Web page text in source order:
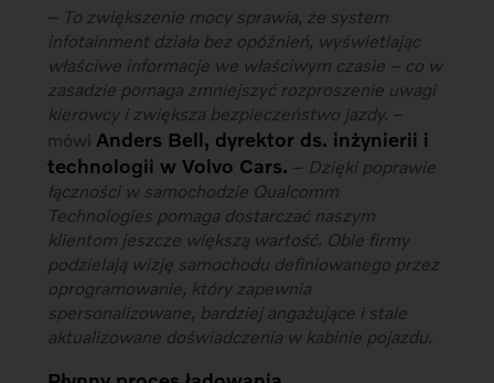
– To zwiększenie mocy sprawia, że system
infotainment działa bez opóźnień, wyświetlając
właściwe informacje we właściwym czasie – co w
zasadzie pomaga zmniejszyć rozproszenie uwagi
kierowcy i zwiększa bezpieczeństwo jazdy. –
mówi Anders Bell, dyrektor ds. inżynierii i
technologii w Volvo Cars. – Dzięki poprawie
łączności w samochodzie Qualcomm
Technologies pomaga dostarczać naszym
klientom jeszcze większą wartość. Obie firmy
podzielają wizję samochodu definiowanego przez
oprogramowanie, który zapewnia
spersonalizowane, bardziej angażujące i stale
aktualizowane doświadczenia w kabinie pojazdu.